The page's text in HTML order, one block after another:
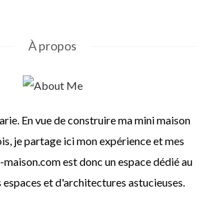
À propos
En vue de construire ma mini maison
je partage ici mon expérience et mes
est donc un espace dédié au
et d'architectures astucieuses.